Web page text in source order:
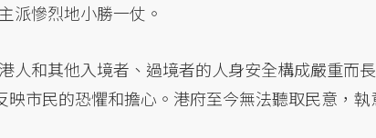
派慘烈地小勝一仗。
人和其他入境者、過境者的人身安全構成嚴重而長
市民的恐懼和擔心。港府至今無法聽取民意，執